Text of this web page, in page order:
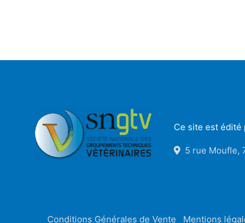
Ce site est édité
5 rue Moufle,
Conditions Générales de Vente Mentions